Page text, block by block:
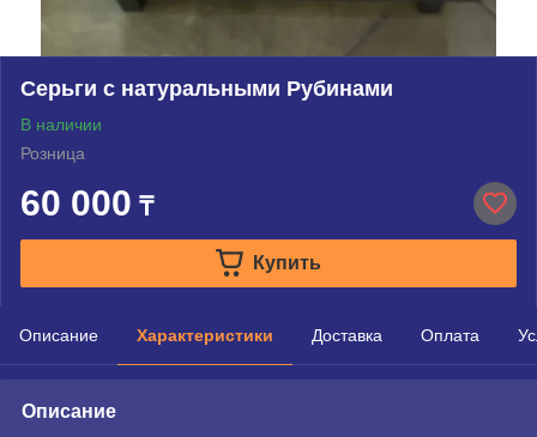
Серьги с натуральными Рубинами
В наличии
Розница
60 000 ₸
Купить
Описание Характеристики Доставка Оплата
Описание